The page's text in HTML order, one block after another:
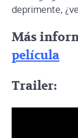
deprimente,
Más
película
Trailer: